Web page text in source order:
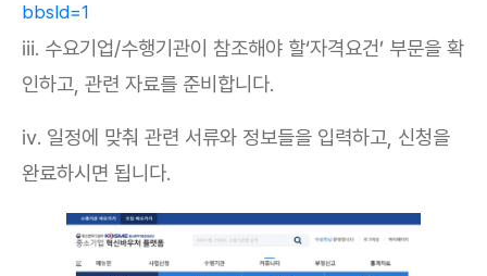
bbsId=1
ⅲ. 수요기업/수행기관이 참조해야 할‘자격요건’ 부문을 확
인하고, 관련 자료를 준비합니다.
ⅳ. 일정에 맞춰 관련 서류와 정보들을 입력하고, 신청을
완료하시면 됩니다.